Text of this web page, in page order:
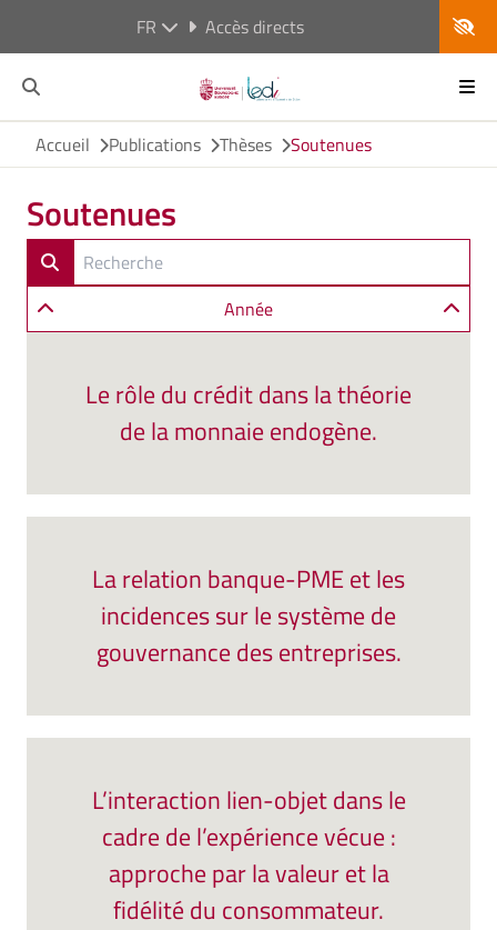
FR Accès directs
Accueil Publications Thèses Soutenues
Soutenues
Année
Le rôle du crédit dans la théorie
de la monnaie endogène.
La relation banque-PME et les
incidences sur le système de
gouvernance des entreprises.
L’interaction lien-objet dans le
cadre de l’expérience vécue :
approche par la valeur et la
fidélité du consommateur.